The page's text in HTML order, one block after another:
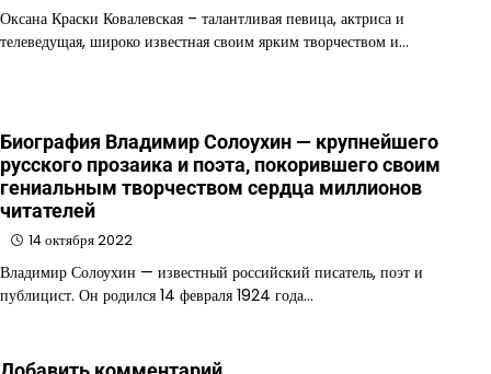
Оксана Краски Ковалевская – талантливая певица, актриса и
телеведущая, широко известная своим ярким творчеством и…
Биография Владимир Солоухин — крупнейшего
русского прозаика и поэта, покорившего своим
гениальным творчеством сердца миллионов
читателей
14 октября 2022
Владимир Солоухин — известный российский писатель, поэт и
публицист. Он родился 14 февраля 1924 года…